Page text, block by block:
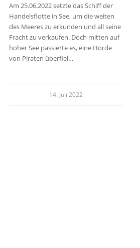
Am 25.06.2022 setzte das Schiff der
Handelsflotte in See, um die weiten
des Meeres zu erkunden und all seine
Fracht zu verkaufen. Doch mitten auf
hoher See passierte es, eine Horde
von Piraten überfiel…
14. Juli 2022